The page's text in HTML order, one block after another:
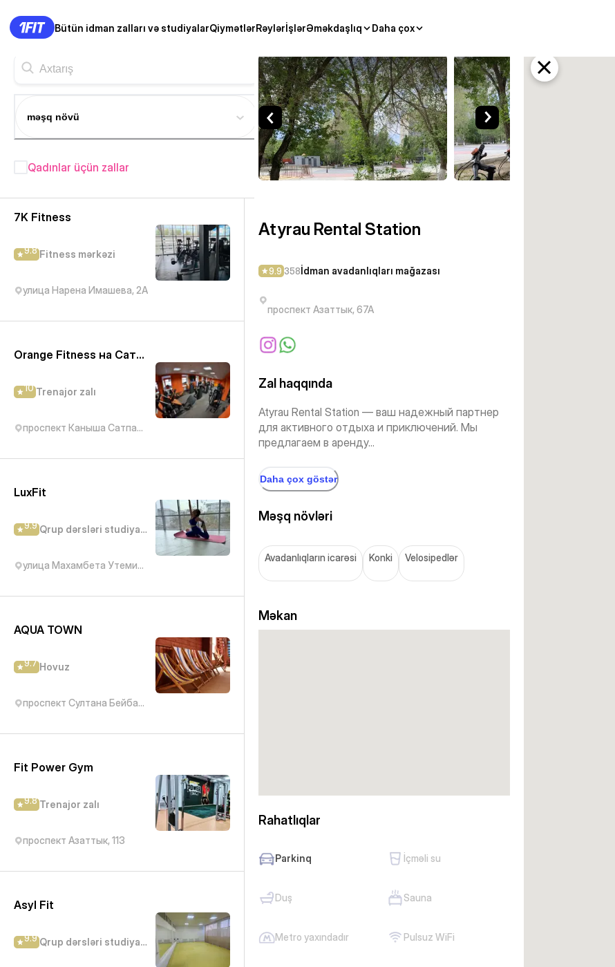
Bütün idman zalları və studiyalarQiymətlərRəylərİşlərƏməkdaşlıq Daha çox
məşq növü
Qadınlar üçün zallar
Atırau fitness studiyaları
7K Fitness
9.8 Fitness mərkəzi
улица Нарена Имашева, 2А
Orange Fitness на Сатпаева
10 Trenajor zalı
проспект Каныша Сатпаева, 8
LuxFit
9.9 Qrup dərsləri studiyası
улица Махамбета Утемисова, 114Е
AQUA TOWN
9.7 Hovuz
проспект Султана Бейбарыса, 490
Fit Power Gym
9.8 Trenajor zalı
проспект Азаттык, 113
Asyl Fit
9.9 Qrup dərsləri studiyası
Atyrau Rental Station — İdman avadanlıqları mağazası Atırau
Atyrau Rental Station
9.9 358İdman avadanlıqları mağazası
проспект Азаттык, 67А
Zal haqqında
Atyrau Rental Station — ваш надежный партнер
для активного отдыха и приключений. Мы
предлагаем в аренду...
Daha çox göstər
Məşq növləri
Avadanlıqların icarəsi Konki Velosipedlər
Məkan
Rahatlıqlar
Parkinq İçməli su
Duş Sauna
Metro yaxındadır Pulsuz WiFi